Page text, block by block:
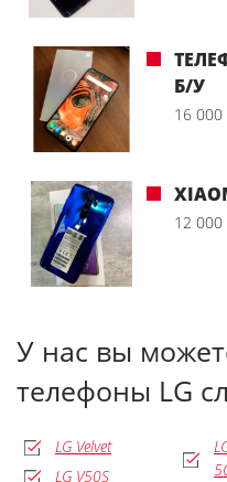
Б/У
16 000
12 000
У нас вы
телефоны LG
LG Velvet
LG V50S